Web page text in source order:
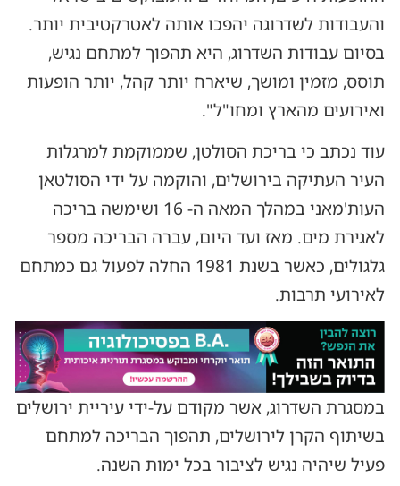
והעבודות לשדרוגה יהפכו אותה לאטרקטיבית יותר.
בסיום עבודות השדרוג, היא תהפוך למתחם נגיש,
תוסס, מזמין ומושך, שיארח יותר קהל, יותר הופעות
ואירועים מהארץ ומחו"ל".
עוד נכתב כי בריכת הסולטן, שממוקמת למרגלות
העיר העתיקה בירושלים, והוקמה על ידי הסולטאן
העות'מאני במהלך המאה ה- 16 ושימשה בריכה
לאגירת מים. מאז ועד היום, עברה הבריכה מספר
גלגולים, כאשר בשנת 1981 החלה לפעול גם כמתחם
לאירועי תרבות.
במסגרת השדרוג, אשר מקודם על-ידי עיריית ירושלים
בשיתוף הקרן לירושלים, תהפוך הבריכה למתחם
פעיל שיהיה נגיש לציבור בכל ימות השנה.